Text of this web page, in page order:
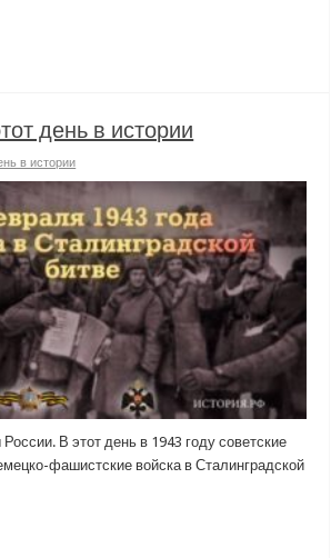
день в истории
в истории
В этот день в 1943 году советские
фашистские войска в Сталинградской